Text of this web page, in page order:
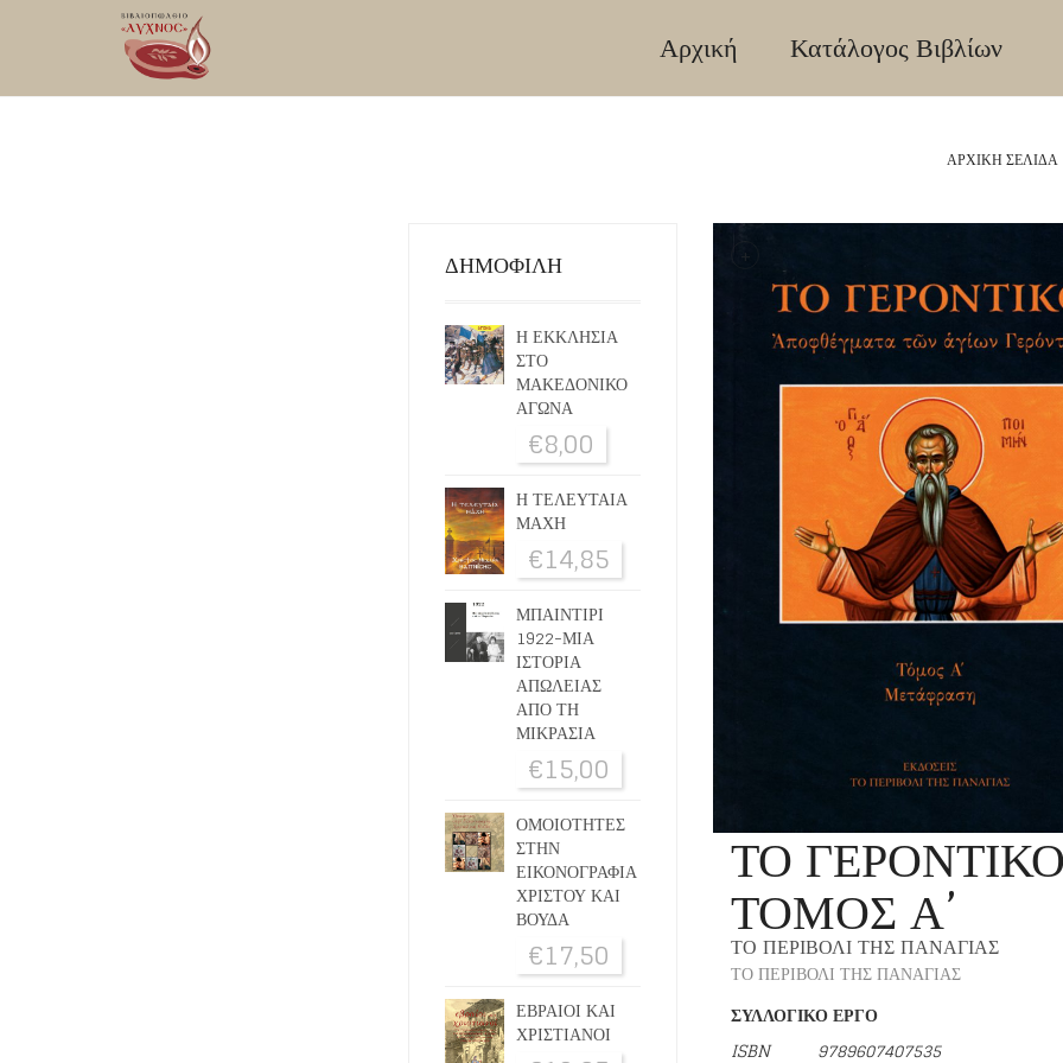
Αρχική Κατάλογος Βιβλίων
ΑΡΧΙΚΉ ΣΕΛΊΔΑ
+
ΤΟ
ΤΟΜΟΣ Α’
ΤΟ ΠΕΡΙΒΟΛΙ ΤΗΣ ΠΑΝΑΓΙΑΣ
ΤΟ ΠΕΡΙΒΟΛΙ ΤΗΣ ΠΑΝΑΓΙΑΣ
ΣΥΛΛΟΓΙΚΟ ΕΡΓΟ
ISBN9789607407535
ΔΗΜΟΦΙΛΗ
Η ΕΚΚΛΗΣΙΑ
ΣΤΟ
ΜΑΚΕΔΟΝΙΚΟ
ΑΓΩΝΑ
€8,00
Η ΤΕΛΕΥΤΑΙΑ
ΜΑΧΗ
€14,85
ΜΠΑΙΝΤΙΡΙ
1922-ΜΙΑ
ΙΣΤΟΡΙΑ
ΑΠΩΛΕΙΑΣ
ΑΠΟ ΤΗ
ΜΙΚΡΑΣΙΑ
€15,00
ΟΜΟΙΟΤΗΤΕΣ
ΣΤΗΝ
ΕΙΚΟΝΟΓΡΑΦΙΑ
ΧΡΙΣΤΟΥ ΚΑΙ
ΒΟΥΔΑ
€17,50
ΕΒΡΑΙΟΙ ΚΑΙ
ΧΡΙΣΤΙΑΝΟΙ